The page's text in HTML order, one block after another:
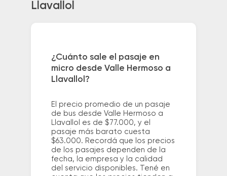
Llavallol
¿Cuánto sale el pasaje en
micro desde Valle Hermoso a
Llavallol?
El precio promedio de un pasaje
de bus desde Valle Hermoso a
Llavallol es de $77.000, y el
pasaje más barato cuesta
$63.000. Recordá que los precios
de los pasajes dependen de la
fecha, la empresa y la calidad
del servicio disponibles. Tené en